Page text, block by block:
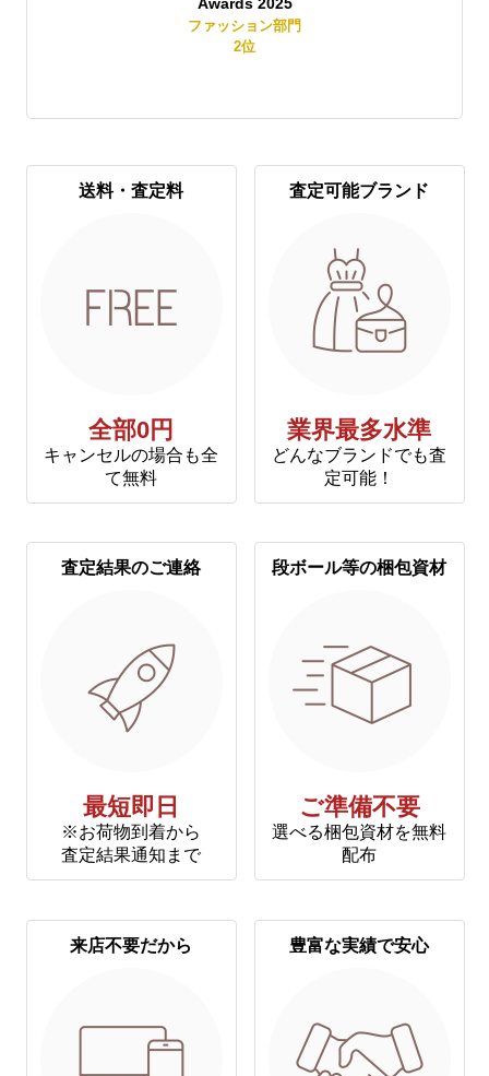
Awards 2025
ファッション部門
2位
送料・査定料
全部0円
キャンセルの場合も全
て無料
査定可能ブランド
業界最多水準
どんなブランドでも査
定可能！
査定結果のご連絡
最短即日
※お荷物到着から
査定結果通知まで
段ボール等の梱包資材
ご準備不要
選べる梱包資材を無料
配布
来店不要だから 豊富な実績で安心